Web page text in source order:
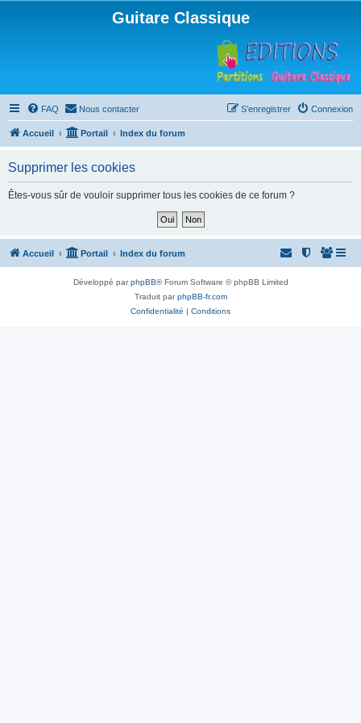
Guitare Classique
FAQ Nous contacter Connexion
S’enregistrer
Accueil Portail Index du forum
Supprimer les cookies
Êtes-vous sûr de vouloir supprimer tous les cookies de ce forum ?
Accueil Portail Index du forum
Développé parphpBB® Forum Software © phpBB Limited
Traduit parphpBB-fr.com
Confidentialité | Conditions